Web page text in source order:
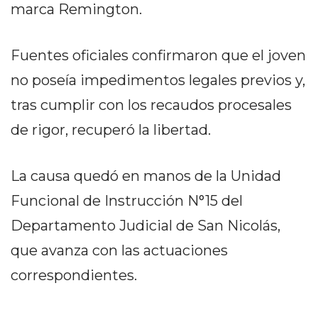
AYUDA
Y
POLÍTICAS
DE
PRIVACIDAD
DIARIO
TAPA
DIARIO
marca Remington.
Fuentes oficiales confirmaron que el joven
no poseía impedimentos legales previos y,
tras cumplir con los recaudos procesales
de rigor, recuperó la libertad.
La causa quedó en manos de la Unidad
Funcional de Instrucción N°15 del
Departamento Judicial de San Nicolás,
que avanza con las actuaciones
correspondientes.